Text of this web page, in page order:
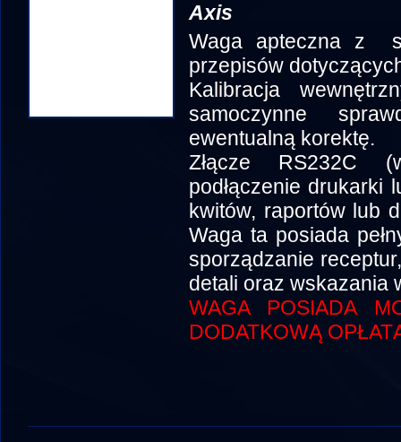
Axis
Waga apteczna z
przepisów
Kalibracja
samoczynne
ewentualną korektę.
Złącze RS232C
podłączenie drukarki
kwitów, raportów lub
Waga ta posiada
sporządzanie
detali oraz wskazania
WAGA POSIADA
DODATKOWĄ